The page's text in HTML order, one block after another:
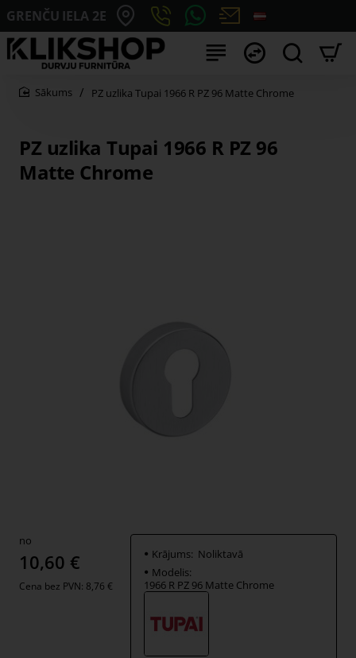
GRENČU IELA 2E
PZ uzlika Tupai 1966 R PZ 96
Matte Chrome
PZ uzlika Tupai 1966 R PZ 96 Matte Chrome
no
10,60 €
Cena bez PVN: 8,76 €
Krājums: Noliktavā
Modelis:
1966 R PZ 96 Matte Chrome